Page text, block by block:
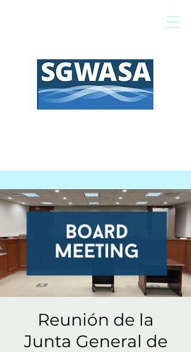
Reunión de la
Junta General de